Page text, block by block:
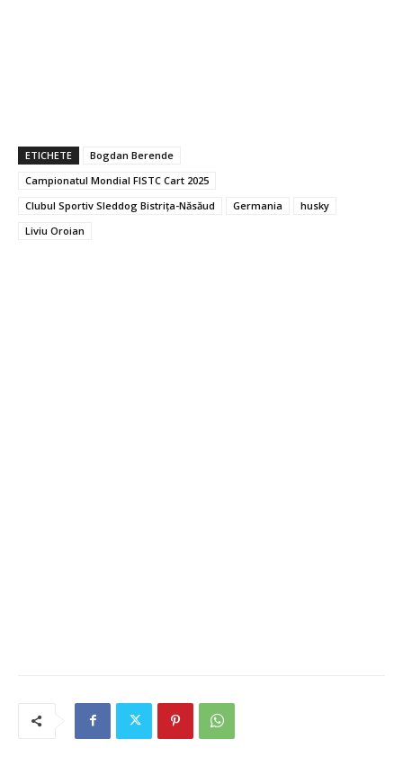
ETICHETE
Bogdan Berende
Campionatul Mondial FISTC Cart 2025
Clubul Sportiv Sleddog Bistrița-Năsăud
Germania
husky
Liviu Oroian